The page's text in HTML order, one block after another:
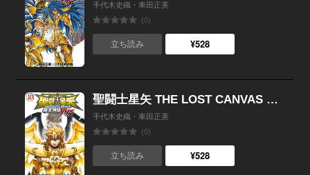
手代木史織・車田正美
(0)
立ち読み ¥528
聖闘士星矢 THE LOST CANVAS 冥王神話外伝 （10）
手代木史織・車田正美
(0)
立ち読み ¥528